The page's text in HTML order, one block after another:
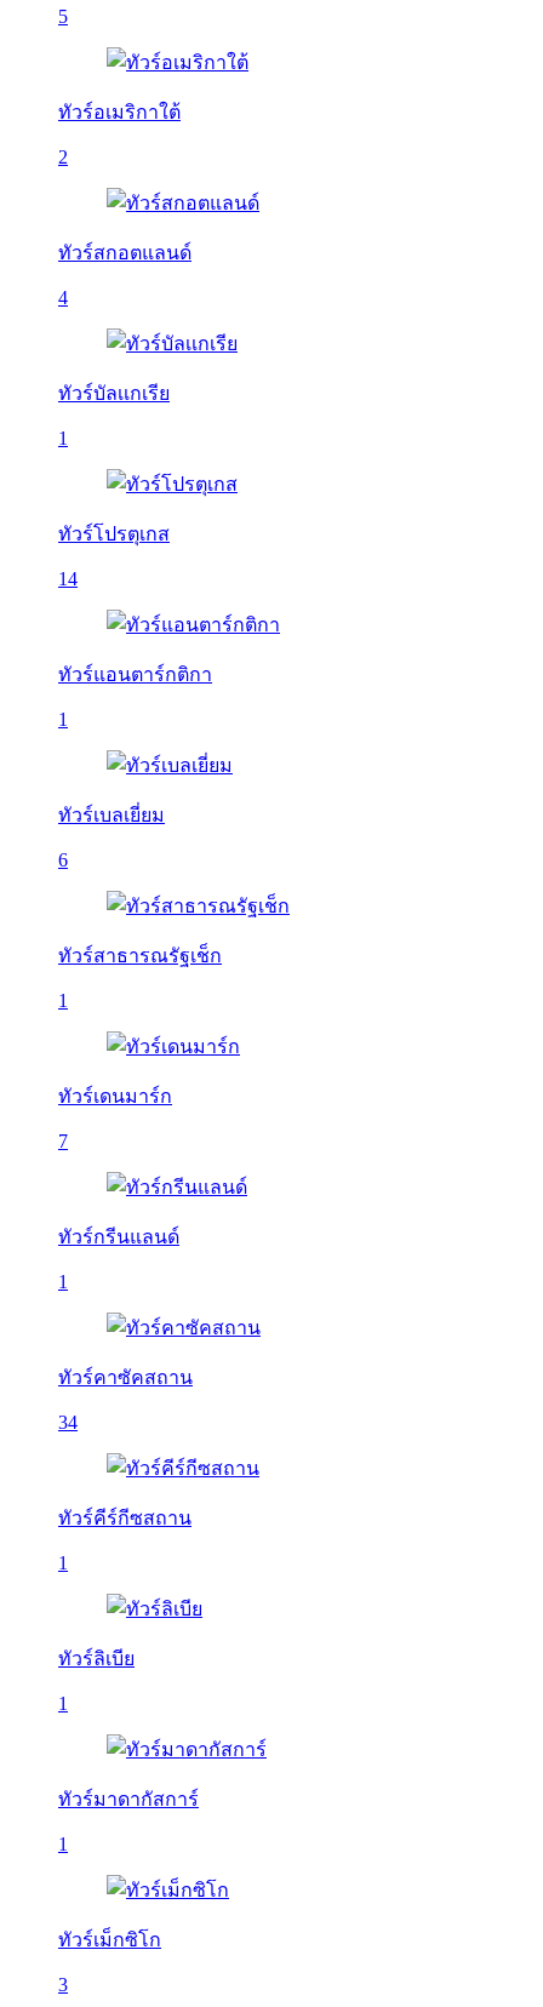
5
ทัวร์อเมริกาใต้
2
ทัวร์สกอตแลนด์
4
ทัวร์บัลเเกเรีย
1
ทัวร์โปรตุเกส
14
ทัวร์แอนตาร์กติกา
1
ทัวร์เบลเยี่ยม
6
ทัวร์สาธารณรัฐเช็ก
1
ทัวร์เดนมาร์ก
7
ทัวร์กรีนแลนด์
1
ทัวร์คาซัคสถาน
34
ทัวร์คีร์กีซสถาน
1
ทัวร์ลิเบีย
1
ทัวร์มาดากัสการ์
1
ทัวร์เม็กซิโก
3